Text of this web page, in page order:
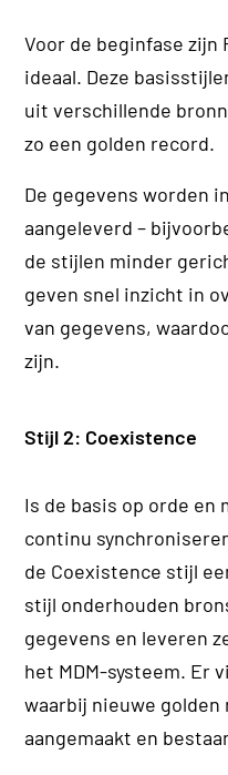
Voor de beginfase
ideaal. Deze
uit verschillende
zo een golden record.
De gegevens worden
aangeleverd –
de stijlen minder
geven snel inzicht in
van gegevens,
zijn.
Stijl 2: Coexistence
Is de basis op orde en
continu
de Coexistence stijl
stijl onderhouden
gegevens en leveren
het MDM-systeem. Er
waarbij nieuwe
aangemaakt en